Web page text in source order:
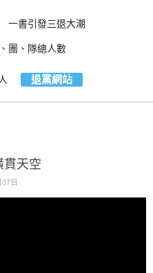
一書引發三退大潮
團、隊總人數
人 退黨網站
貫天空
日